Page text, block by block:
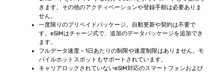
きます。その他のアクティベーションや登録手順は必要ありま
せん。
一度限りのプリペイドパッケージ。自動更新や契約は不要で
す。eSIMはチャージ式で、追加のデータパッケージを追加でき
ます。
フルデータ速度 - 1日あたりの制限や速度制限はありません。モ
バイルホットスポットもサポートされています。
キャリアロックされていないeSIM対応のスマートフォンおよび